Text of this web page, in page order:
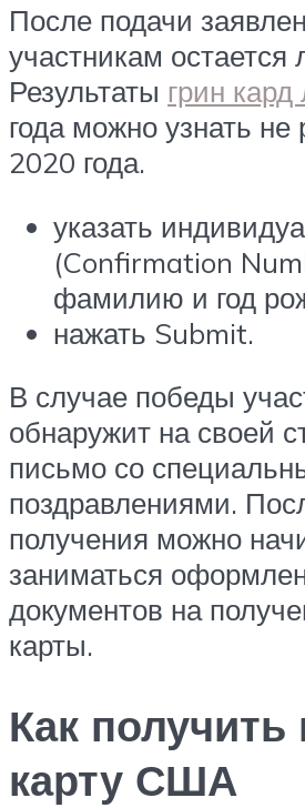
После подачи
участникам
Результаты грин кард
года можно узнать
2020 года.
указать
(Confirmation
фамилию и год
нажать Submit.
В случае победы
обнаружит на своей
письмо со
поздравлениями.
получения можно
заниматься
документов на
карты.
Как получить
карту США